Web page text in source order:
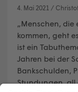
4. Mai 2021 /
„Menschen, die
kommen, geht
ist ein
Jahren bei der
Bankschulden,
Stundungen, all